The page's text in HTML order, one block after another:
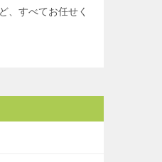
、すべてお任せく